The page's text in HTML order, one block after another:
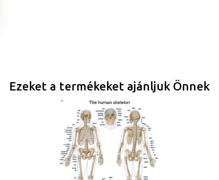
Ezeket a termékeket ajánljuk Önnek